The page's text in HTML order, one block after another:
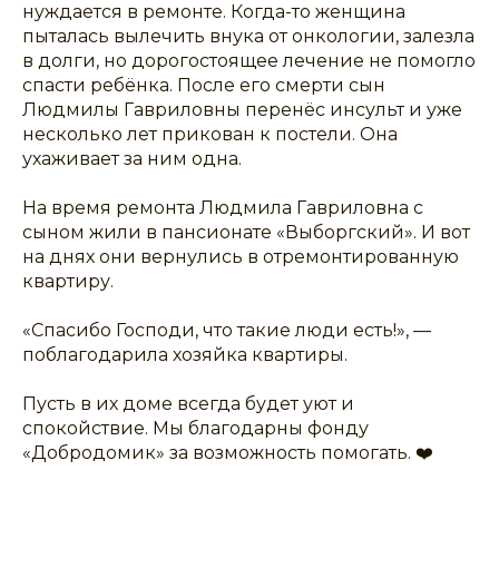
нуждается в ремонте. Когда-то женщина
пыталась вылечить внука от онкологии, залезла
в долги, но дорогостоящее лечение не помогло
спасти ребёнка. После его смерти сын
Людмилы Гавриловны перенёс инсульт и уже
несколько лет прикован к постели. Она
ухаживает за ним одна.
На время ремонта Людмила Гавриловна с
сыном жили в пансионате «Выборгский». И вот
на днях они вернулись в отремонтированную
квартиру.
«Спасибо Господи, что такие люди есть!», —
поблагодарила хозяйка квартиры.
Пусть в их доме всегда будет уют и
спокойствие. Мы благодарны фонду
«Добродомик» за возможность помогать. ❤️